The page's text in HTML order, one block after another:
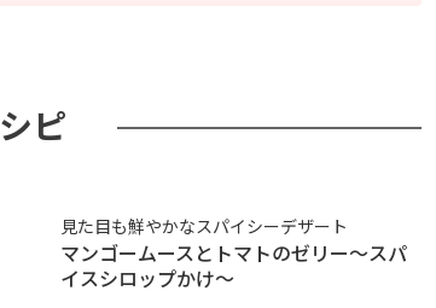
ピ
見た目も鮮やかなスパイシーデザート
マンゴームースとトマトのゼリー～スパ
イスシロップかけ～